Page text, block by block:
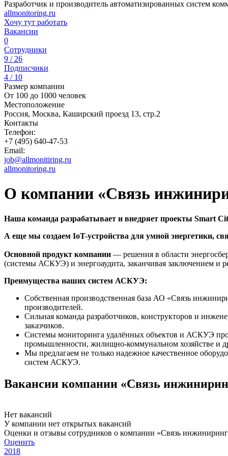
Разработчик и производитель автоматизированных систем
allmonitoring.ru
Хочу тут работать
Вакансии
0
Сотрудники
9 / 26
Подписчики
4 / 10
Размер компании
От 100 до 1000 человек
Местоположение
Россия, Москва, Каширский проезд 13, стр.2
Контакты
Телефон:
+7 (495) 640-47-53
Email:
job@allmonitiring.ru
allmonitoring.ru
О компании «Связь
Наша команда разрабатывает и внедряет проекты Smart
А еще мы создаем IoT-устройства для умной энергетики,
Основной продукт компании — решения в области
(системы АСКУЭ) и энергоаудита, заканчивая заключением и
Преимущества наших систем АСКУЭ:
Собственная производственная база АО «Связь
производителей.
Сильная команда разработчиков, конструкторов и
заказчиков.
Системы мониторинга удалённых объектов и АСКУЭ
промышленности, жилищно-коммунальном хозяйстве и
Мы предлагаем не только надежное качественное
систем АСКУЭ.
Вакансии компании «Связь
Нет вакансий
У компании нет открытых вакансий
Оценки и отзывы сотрудников о компании «Связь
Оценить
2018